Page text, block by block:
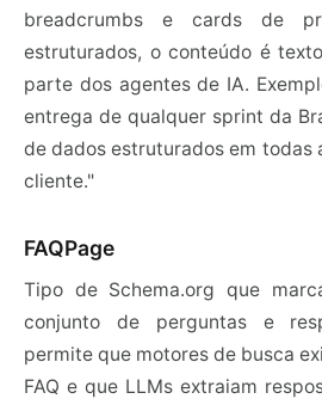
breadcrumbs e cards de
estruturados, o conteúdo é
parte dos agentes de IA.
entrega de qualquer sprint da
de dados estruturados em todas
cliente."
FAQPage
Tipo de Schema.org que
conjunto de perguntas e
permite que motores de busca
FAQ e que LLMs extraiam